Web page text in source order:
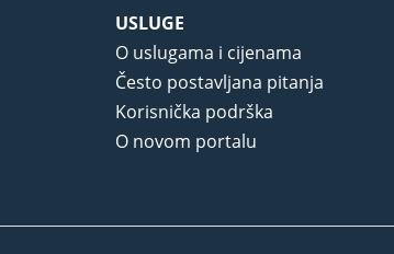
USLUGE
O uslugama i cijenama
Često postavljana pitanja
Korisnička podrška
O novom portalu